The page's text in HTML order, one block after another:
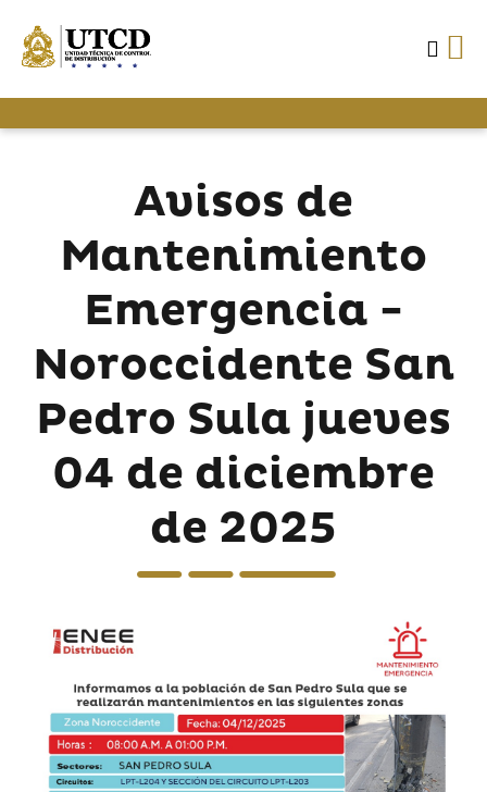
Avisos de
Mantenimiento
Emergencia -
Noroccidente San
Pedro Sula jueves
04 de diciembre
de 2025